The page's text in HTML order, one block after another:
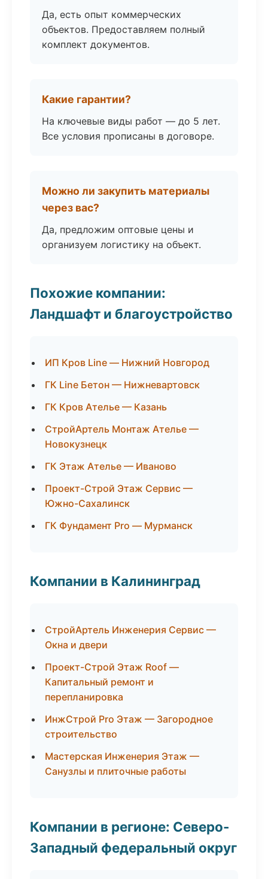
Да, есть опыт коммерческих
объектов. Предоставляем полный
комплект документов.
Какие гарантии?
На ключевые виды работ — до 5 лет.
Все условия прописаны в договоре.
Можно ли закупить материалы
через вас?
Да, предложим оптовые цены и
организуем логистику на объект.
Похожие компании:
Ландшафт и благоустройство
ИП Кров Line — Нижний Новгород
ГК Line Бетон — Нижневартовск
ГК Кров Ателье — Казань
СтройАртель Монтаж Ателье —
Новокузнецк
ГК Этаж Ателье — Иваново
Проект-Строй Этаж Сервис —
Южно-Сахалинск
ГК Фундамент Pro — Мурманск
Компании в Калининград
СтройАртель Инженерия Сервис —
Окна и двери
Проект-Строй Этаж Roof —
Капитальный ремонт и
перепланировка
ИнжСтрой Pro Этаж — Загородное
строительство
Мастерская Инженерия Этаж —
Санузлы и плиточные работы
Компании в регионе: Северо-
Западный федеральный округ